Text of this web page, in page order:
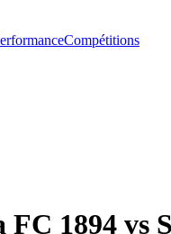
Compétitions
FC 1894 vs